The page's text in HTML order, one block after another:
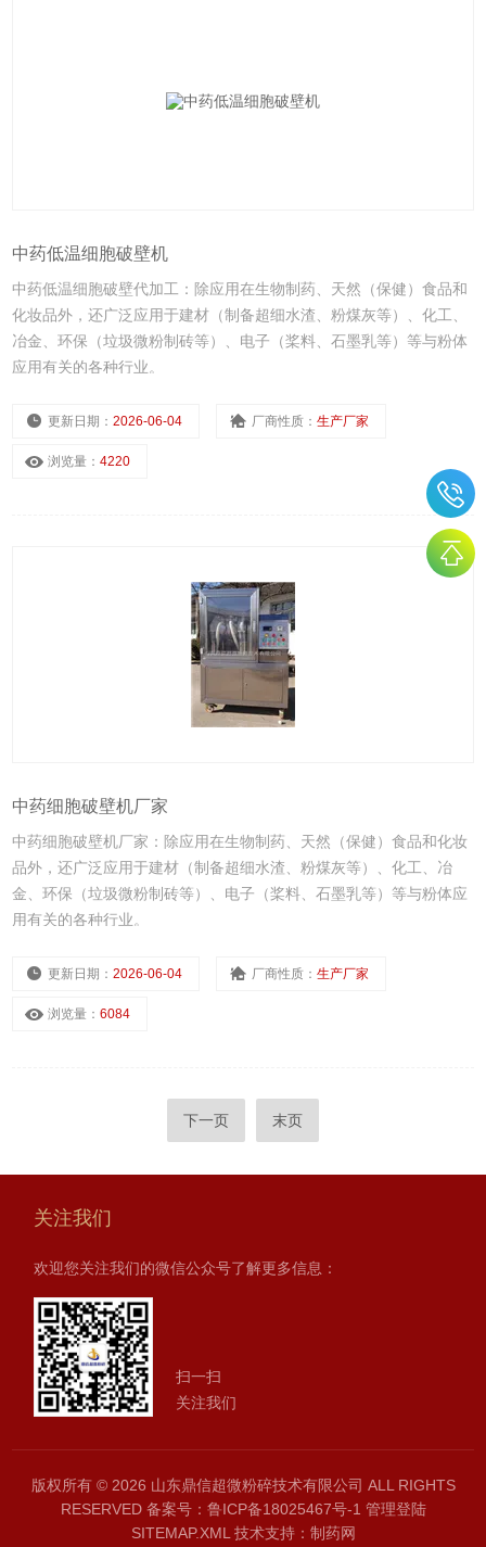
中药低温细胞破壁机
中药低温细胞破壁代加工：除应用在生物制药、天然（保健）食品和
化妆品外，还广泛应用于建材（制备超细水渣、粉煤灰等）、化工、
冶金、环保（垃圾微粉制砖等）、电子（桨料、石墨乳等）等与粉体
应用有关的各种行业。
更新日期：2026-06-04 厂商性质：生产厂家
浏览量：4220
中药细胞破壁机厂家
中药细胞破壁机厂家：除应用在生物制药、天然（保健）食品和化妆
品外，还广泛应用于建材（制备超细水渣、粉煤灰等）、化工、冶
金、环保（垃圾微粉制砖等）、电子（桨料、石墨乳等）等与粉体应
用有关的各种行业。
更新日期：2026-06-04 厂商性质：生产厂家
浏览量：6084
下一页 末页
关注我们
欢迎您关注我们的微信公众号了解更多信息：
扫一扫
关注我们
版权所有 © 2026 山东鼎信超微粉碎技术有限公司 ALL RIGHTS
RESERVED 备案号：鲁ICP备18025467号-1 管理登陆
SITEMAP.XML技术支持： 制药网